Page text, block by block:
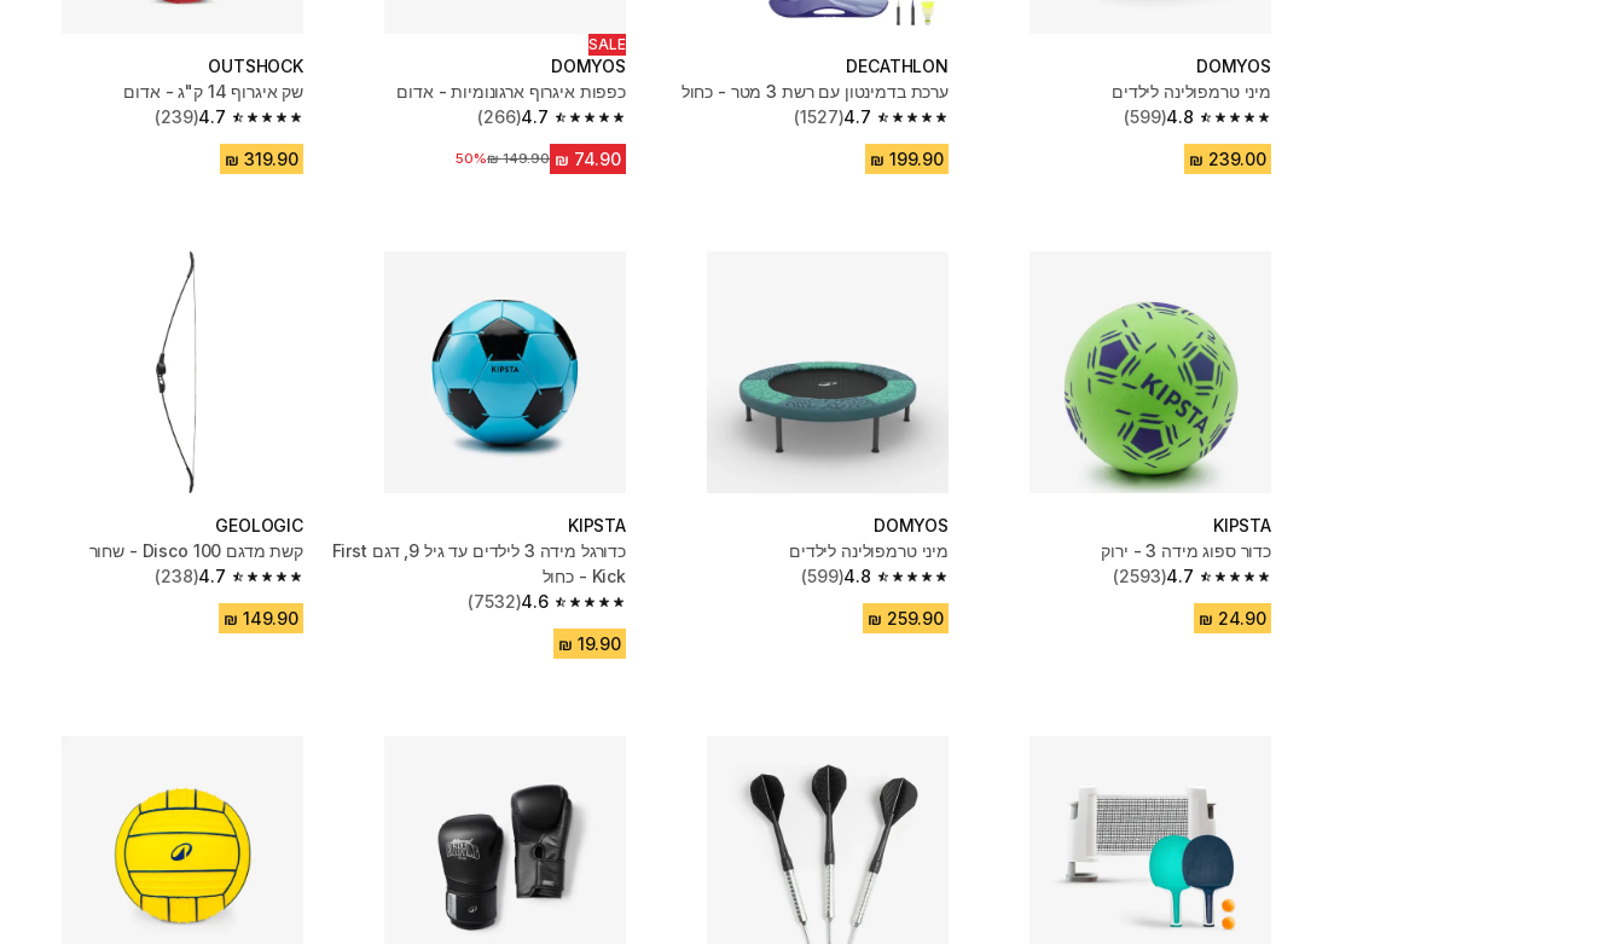
DOMYOS
מיני טרמפולינה לילדים
4.8
4.8 out of 5 stars from 599 reviews
(599)
DECATHLON
ערכת בדמינטון עם רשת 3 מטר - כחול
4.7
4.7 out of 5 stars from 1527 reviews
(1527)
SALE
DOMYOS
כפפות איגרוף ארגונומיות - אדום
4.7
4.7 out of 5 stars from 266 reviews
(266)
מחיר לפני הנחה‏149.90 ₪
50%
OUTSHOCK
שק איגרוף 14 ק"ג - אדום
4.7
4.7 out of 5 stars from 239 reviews
(239)
KIPSTA
כדור ספוג מידה 3 - ירוק
4.7
4.7 out of 5 stars from 2593 reviews
(2593)
DOMYOS
מיני טרמפולינה לילדים
4.8
4.8 out of 5 stars from 599 reviews
(599)
KIPSTA
כדורגל מידה 3 לילדים עד גיל 9, דגם First
Kick - כחול
4.6
4.6 out of 5 stars from 7532 reviews
(7532)
GEOLOGIC
קשת מדגם Disco 100 - שחור
4.7
4.7 out of 5 stars from 238 reviews
(238)